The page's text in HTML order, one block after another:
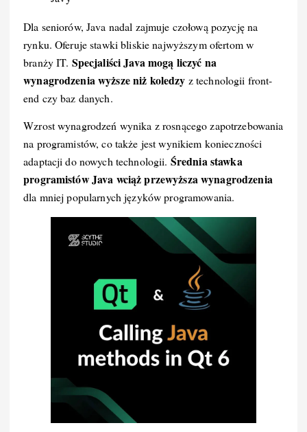
Dla seniorów, Java nadal zajmuje czołową pozycję na
rynku. Oferuje stawki bliskie najwyższym ofertom w
branży IT. Specjaliści Java mogą liczyć na
wynagrodzenia wyższe niż koledzy z technologii front-
end czy baz danych.
Wzrost wynagrodzeń wynika z rosnącego zapotrzebowania
na programistów, co także jest wynikiem konieczności
adaptacji do nowych technologii. Średnia stawka
programistów Java wciąż przewyższa wynagrodzenia
dla mniej popularnych języków programowania.